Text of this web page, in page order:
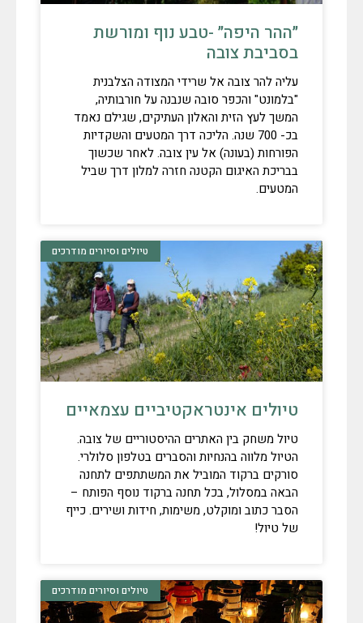
״ההר היפה״ -טבע נוף ומורשת
בסביבת צובה
עליה להר צובה אל שרידי המצודה הצלבנית
"בלמונט" והכפר סובה שנבנה על חורבותיה,
המשך לעץ הזית והאלון העתיקים, שגילם נאמד
בכ- 700 שנה. הליכה דרך המטעים והשקדיות
הפורחות (בעונה) אל עין צובה. לאחר שכשוך
בבריכת האיגום הקטנה חזרה למלון דרך שביל
המטעים.
טיולים וסיורים מודרכים
טיולים אינטראקטיביים עצמאיים
טיול משחק בין האתרים ההיסטוריים של צובה.
הטיול מלווה בהנחיות והסברים בטלפון סלולרי.
סורקים ברקוד המוביל את המשתתפים לתחנה
הבאה במסלול, בכל תחנה ברקוד נוסף הפותח –
הסבר כתוב ומוקלט, משימות, חידות ושירים. כייף
של טיול!
טיולים וסיורים מודרכים